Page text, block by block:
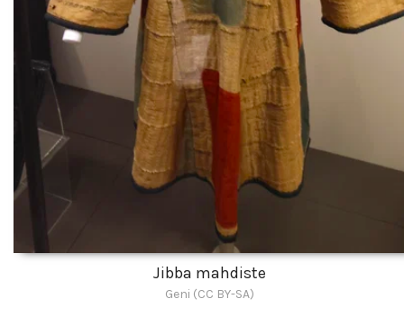
Jibba mahdiste
Geni (CC BY-SA)